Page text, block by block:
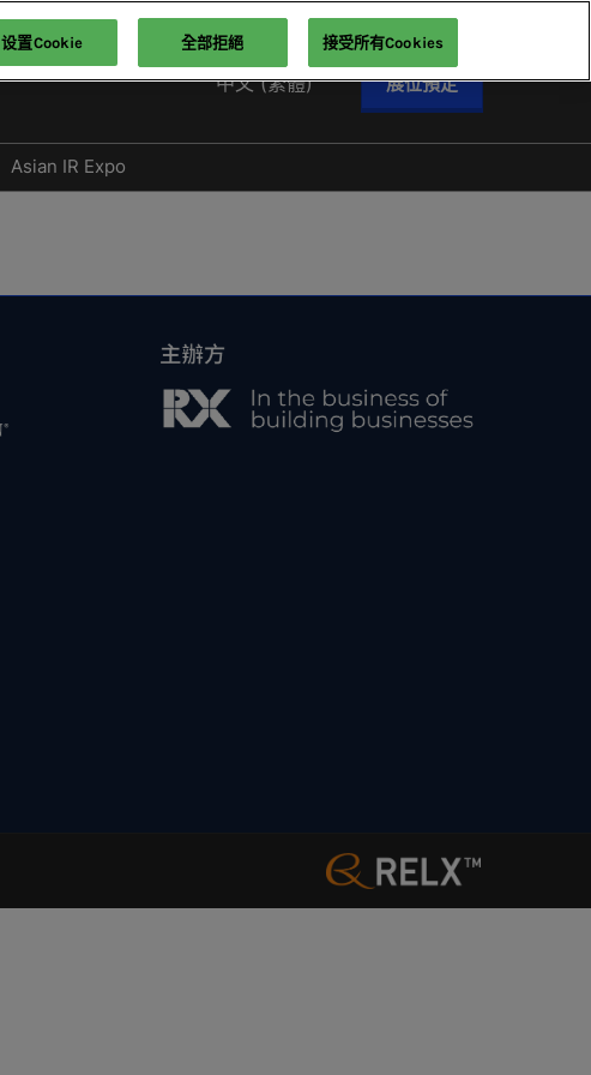
中文 (繁體) 展位預定
Asian IR Expo
设置Cookie 全部拒絕 接受所有Cookies